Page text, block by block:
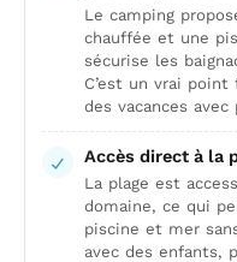
Le camping
chauffée et une
sécurise les
C’est un vrai
des vacances
Accès direct à la
La plage est
domaine, ce qui
piscine et mer
avec des enfants,